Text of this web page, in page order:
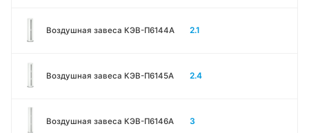
Воздушная завеса КЭВ-П6144A 2.1
Воздушная завеса КЭВ-П6145A 2.4
Воздушная завеса КЭВ-П6146A 3